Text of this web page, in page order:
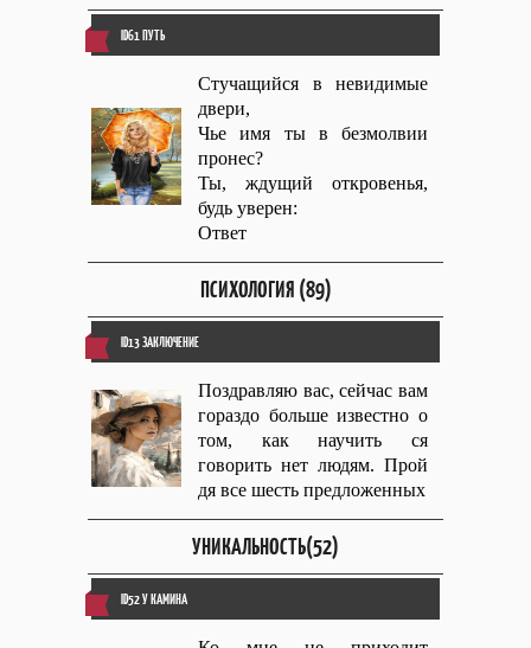
ID61 ПУТЬ
Стучащийся в невидимые
двери,
Чье имя ты в безмолвии
пронес?
Ты, ждущий откровенья,
будь уверен:
Ответ
ПСИХОЛОГИЯ (89)
ID13 ЗАКЛЮЧЕНИЕ
Поздравляю вас, сейчас вам
гораздо больше известно о
том, как научить ся
говорить нет людям. Прой
дя все шесть предложенных
УНИКАЛЬНОСТЬ(52)
ID52 У КАМИНА